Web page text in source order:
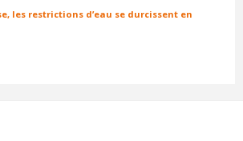
les restrictions d’eau se durcissent en